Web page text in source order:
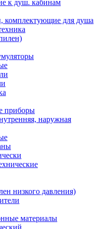
к душ. кабинам
комплектующие для душа
приборы
наружная
низкого давления)
материалы